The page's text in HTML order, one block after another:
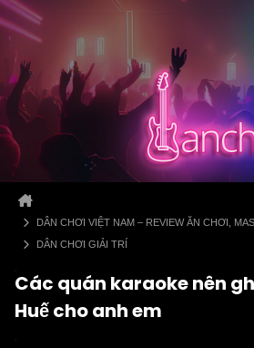
DÂN CHƠI VIỆT NAM – REVIEW ĂN CHƠI,
DÂN CHƠI GIẢI TRÍ
Các quán karaoke nên
Huế cho anh em